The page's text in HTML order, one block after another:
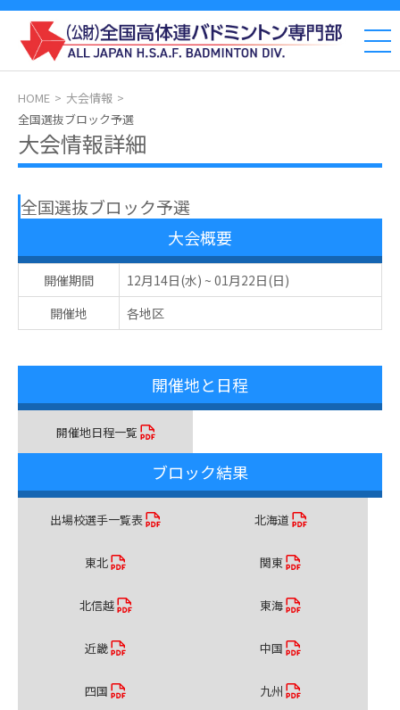
HOME
大会情報
全国選抜ブロック予選
大会情報詳細
全国選抜ブロック予選
大会概要
開催期間 12月14日(水) ~ 01月22日(日)
開催地
各地区
開催地と日程
開催地日程一覧
ブロック結果
出場校選手一覧表 北海道
東北 関東
北信越 東海
近畿 中国
四国 九州